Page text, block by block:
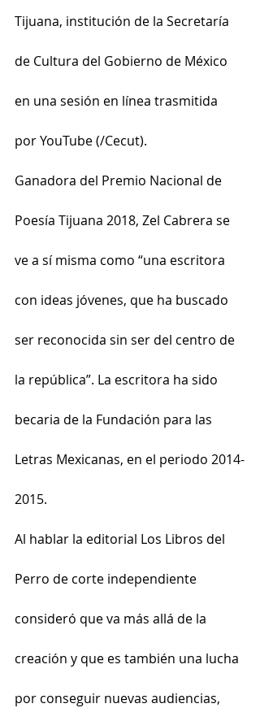
Tijuana, institución de la Secretaría
de Cultura del Gobierno de México
en una sesión en línea trasmitida
por YouTube (/Cecut).
Ganadora del Premio Nacional de
Poesía Tijuana 2018, Zel Cabrera se
ve a sí misma como “una escritora
con ideas jóvenes, que ha buscado
ser reconocida sin ser del centro de
la república”. La escritora ha sido
becaria de la Fundación para las
Letras Mexicanas, en el periodo 2014-
2015.
Al hablar la editorial Los Libros del
Perro de corte independiente
consideró que va más allá de la
creación y que es también una lucha
por conseguir nuevas audiencias,